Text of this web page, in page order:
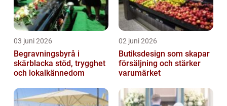
03 juni 2026
Begravningsbyrå i
skärblacka stöd, trygghet
och lokalkännedom
02 juni 2026
Butiksdesign som skapar
försäljning och stärker
varumärket